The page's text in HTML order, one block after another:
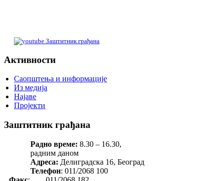
Заштитник грађана
Активности
Саопштења и информације
Из медија
Најаве
Пројекти
Заштитник грађана
Радно време: 8.30 – 16.30,
радним даном
Адреса: Делиградска 16, Београд
Телефон: 011/2068 100